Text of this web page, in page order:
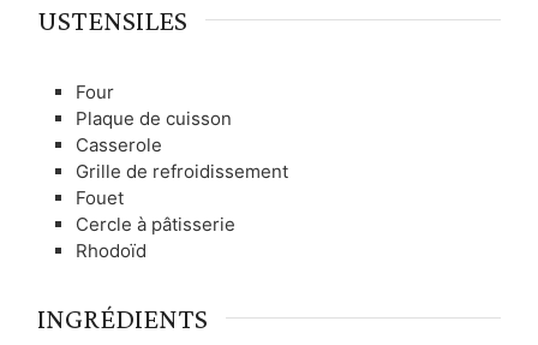
USTENSILES
Four
Plaque de cuisson
Casserole
Grille de refroidissement
Fouet
Cercle à pâtisserie
Rhodoïd
INGRÉDIENTS